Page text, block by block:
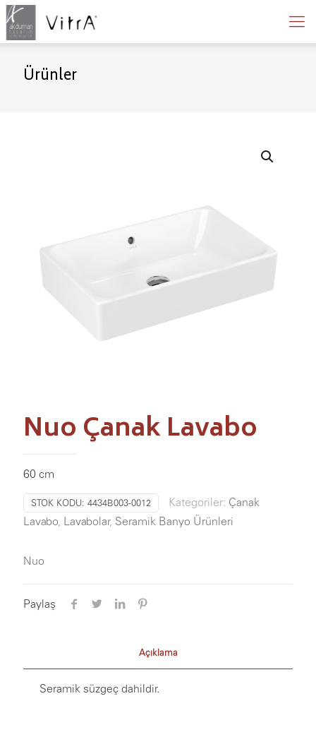
Ürünler
Nuo Çanak Lavabo
60 cm
STOK KODU: 4434B003-0012 Kategoriler: Çanak
Lavabo Lavabolar, Seramik Banyo Ürünleri
Nuo
Paylaş
Açıklama
Seramik süzgeç dahildir.